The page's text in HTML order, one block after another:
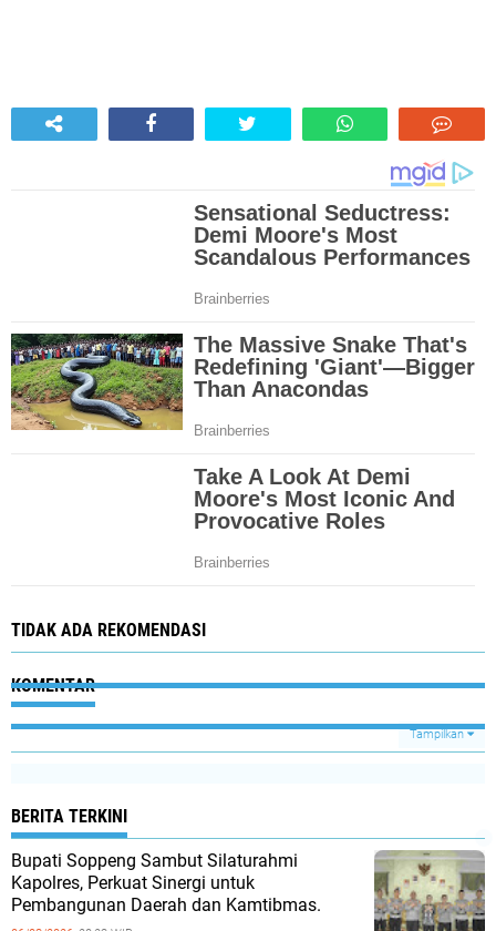
TIDAK ADA REKOMENDASI
KOMENTAR
Tampilkan
BERITA TERKINI
Bupati Soppeng Sambut Silaturahmi
Kapolres, Perkuat Sinergi untuk
Pembangunan Daerah dan Kamtibmas.